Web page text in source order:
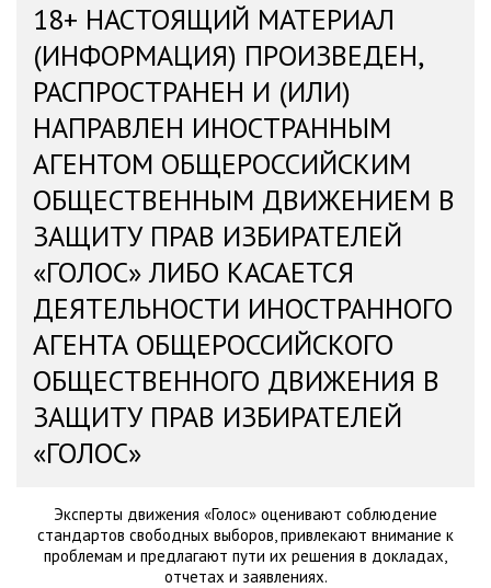
18+ НАСТОЯЩИЙ МАТЕРИАЛ
(ИНФОРМАЦИЯ) ПРОИЗВЕДЕН,
РАСПРОСТРАНЕН И (ИЛИ)
НАПРАВЛЕН ИНОСТРАННЫМ
АГЕНТОМ ОБЩЕРОССИЙСКИМ
ОБЩЕСТВЕННЫМ ДВИЖЕНИЕМ В
ЗАЩИТУ ПРАВ ИЗБИРАТЕЛЕЙ
«ГОЛОС» ЛИБО КАСАЕТСЯ
ДЕЯТЕЛЬНОСТИ ИНОСТРАННОГО
АГЕНТА ОБЩЕРОССИЙСКОГО
ОБЩЕСТВЕННОГО ДВИЖЕНИЯ В
ЗАЩИТУ ПРАВ ИЗБИРАТЕЛЕЙ
«ГОЛОС»
Эксперты движения «Голос» оценивают соблюдение
стандартов свободных выборов, привлекают внимание к
проблемам и предлагают пути их решения в докладах,
отчетах и заявлениях.